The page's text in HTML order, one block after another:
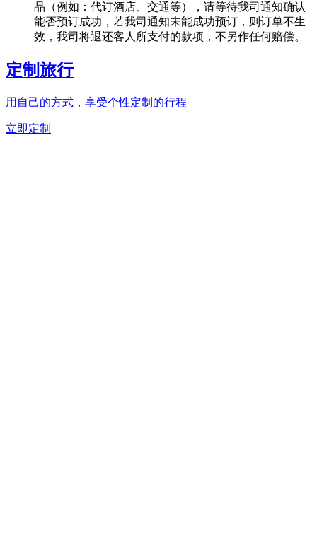
品（例如：代订酒店、交通等），请等待我司通知确认
能否预订成功，若我司通知未能成功预订，则订单不生
效，我司将退还客人所支付的款项，不另作任何赔偿。
定制旅行
用自己的方式，享受个性定制的行程
立即定制